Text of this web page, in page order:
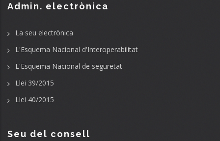
Admin. electrònica
La seu electrònica
L'Esquema Nacional d'Interoperabilitat
L'Esquema Nacional de seguretat
Llei 39/2015
Llei 40/2015
Seu del consell